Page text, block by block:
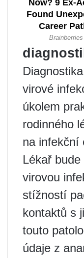
virové
úkolem
rodinného
na infekční
Lékař
virovou
stížností
kontaktů s
touto
údaje z